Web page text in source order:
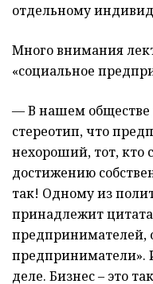
отдельному
Много внимания
«социальное
— В нашем обществе
стереотип, что
нехороший, тот, кто
достижению
так! Одному из
принадлежит
предпринимателей,
предприниматели».
деле. Бизнес – это